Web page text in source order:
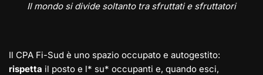
Il mondo si divide soltanto tra sfruttati e sfruttatori
Il CPA Fi-Sud è uno spazio occupato e autogestito:
rispetta il posto e l* su* occupanti e, quando esci,